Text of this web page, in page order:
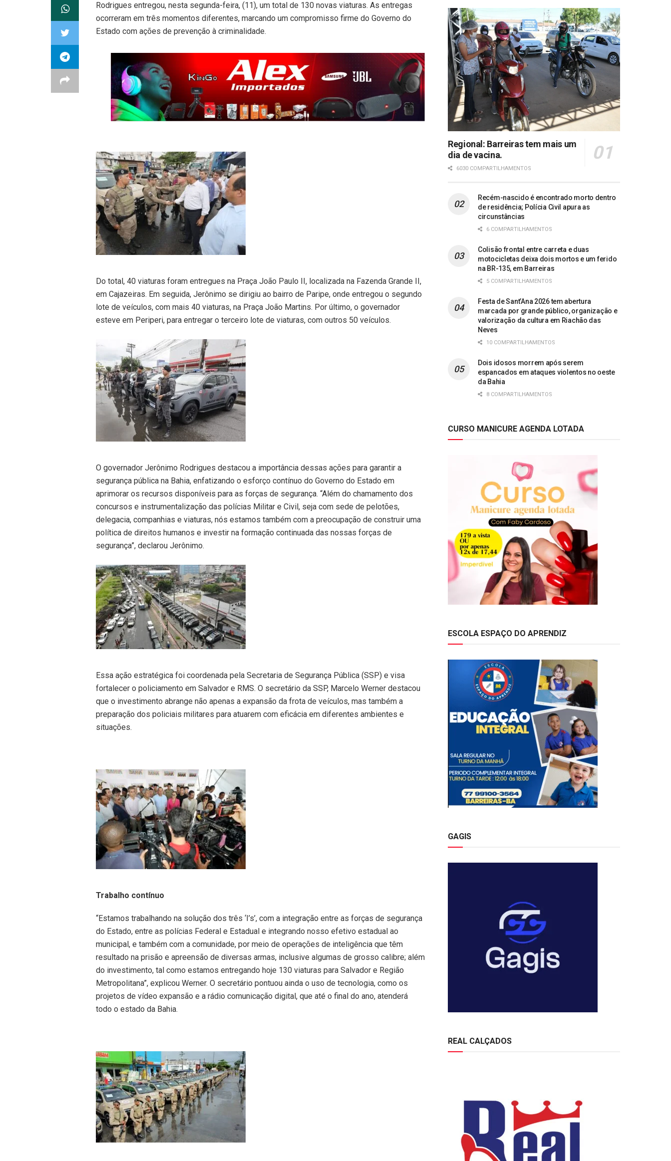
Rodrigues entregou, nesta segunda-feira, (11), um total de 130 novas viaturas. As entregas
ocorreram em três momentos diferentes, marcando um compromisso firme do Governo do
Estado com ações de prevenção à criminalidade.
Do total, 40 viaturas foram entregues na Praça João Paulo II, localizada na Fazenda Grande II,
em Cajazeiras. Em seguida, Jerônimo se dirigiu ao bairro de Paripe, onde entregou o segundo
lote de veículos, com mais 40 viaturas, na Praça João Martins. Por último, o governador
esteve em Periperi, para entregar o terceiro lote de viaturas, com outros 50 veículos.
O governador Jerônimo Rodrigues destacou a importância dessas ações para garantir a
segurança pública na Bahia, enfatizando o esforço contínuo do Governo do Estado em
aprimorar os recursos disponíveis para as forças de segurança. “Além do chamamento dos
concursos e instrumentalização das polícias Militar e Civil, seja com sede de pelotões,
delegacia, companhias e viaturas, nós estamos também com a preocupação de construir uma
política de direitos humanos e investir na formação continuada das nossas forças de
segurança”, declarou Jerônimo.
Essa ação estratégica foi coordenada pela Secretaria de Segurança Pública (SSP) e visa
fortalecer o policiamento em Salvador e RMS. O secretário da SSP, Marcelo Werner destacou
que o investimento abrange não apenas a expansão da frota de veículos, mas também a
preparação dos policiais militares para atuarem com eficácia em diferentes ambientes e
situações.
Trabalho contínuo
“Estamos trabalhando na solução dos três ‘I’s’, com a integração entre as forças de segurança
do Estado, entre as polícias Federal e Estadual e integrando nosso efetivo estadual ao
municipal, e também com a comunidade, por meio de operações de inteligência que têm
resultado na prisão e apreensão de diversas armas, inclusive algumas de grosso calibre; além
do investimento, tal como estamos entregando hoje 130 viaturas para Salvador e Região
Metropolitana”, explicou Werner. O secretário pontuou ainda o uso de tecnologia, como os
projetos de vídeo expansão e a rádio comunicação digital, que até o final do ano, atenderá
todo o estado da Bahia.
Regional: Barreiras tem mais um
dia de vacina.
6030 COMPARTILHAMENTOS
Recém-nascido é encontrado morto dentro
de residência; Polícia Civil apura as
circunstâncias
6 COMPARTILHAMENTOS
Colisão frontal entre carreta e duas
motocicletas deixa dois mortos e um ferido
na BR-135, em Barreiras
5 COMPARTILHAMENTOS
Festa de Sant’Ana 2026 tem abertura
marcada por grande público, organização e
valorização da cultura em Riachão das
Neves
10 COMPARTILHAMENTOS
Dois idosos morrem após serem
espancados em ataques violentos no oeste
da Bahia
8 COMPARTILHAMENTOS
CURSO MANICURE AGENDA LOTADA
ESCOLA ESPAÇO DO APRENDIZ
GAGIS
REAL CALÇADOS